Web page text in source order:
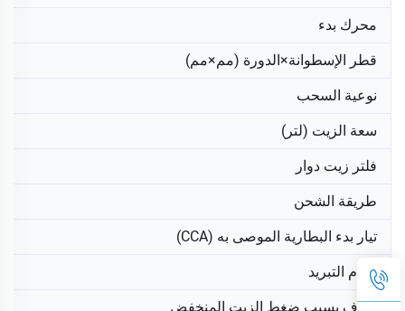
محرك بدء
قطر الإسطوانة×الدورة (مم×مم)
نوعية السحب
سعة الزيت (لتر)
فلتر زيت دوار
طريقة الشحن
تيار بدء البطارية الموصى به (CCA)
نظام التبريد
إيقاف بسبب ضغط الزيت المنخفض